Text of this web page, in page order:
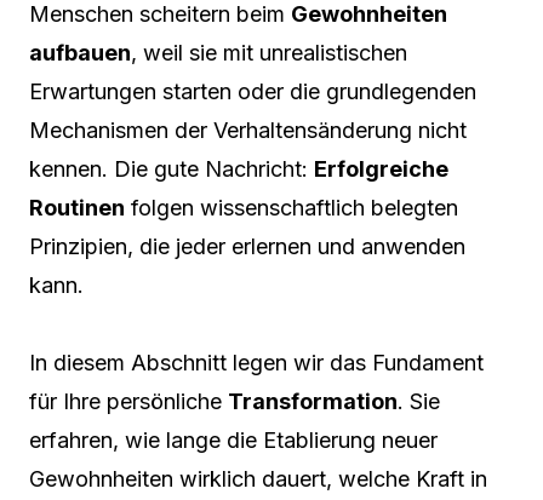
Menschen scheitern beim Gewohnheiten
aufbauen, weil sie mit unrealistischen
Erwartungen starten oder die grundlegenden
Mechanismen der Verhaltensänderung nicht
kennen. Die gute Nachricht: Erfolgreiche
Routinen folgen wissenschaftlich belegten
Prinzipien, die jeder erlernen und anwenden
kann.
In diesem Abschnitt legen wir das Fundament
für Ihre persönliche Transformation. Sie
erfahren, wie lange die Etablierung neuer
Gewohnheiten wirklich dauert, welche Kraft in